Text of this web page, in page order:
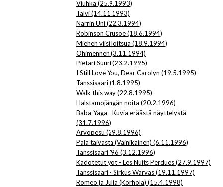
Viuhka (25.9.1993)
Talvi (14.11.1993)
Narrin Uni (22.3.1994)
Robinson Crusoe (18.6.1994)
Miehen viisi loitsua (18.9.1994)
Ohimennen (3.11.1994)
Pietari Suuri (23.2.1995)
I Still Love You, Dear Carolyn (19.5.1995)
Tanssisaari (1.8.1995)
Walk this way (22.8.1995)
Halstamojängän noita (20.2.1996)
Baba-Yaga - Kuvia eräästä näyttelystä
(31.7.1996)
Arvopesu (29.8.1996)
Pala taivasta (Vainikainen) (6.11.1996)
Tanssisaari '96 (3.12.1996)
Kadotetut yöt - Les Nuits Perdues (27.9.1997)
Tanssisaari - Sirkus Warvas (19.11.1997)
Romeo ja Julia (Korhola) (15.4.1998)